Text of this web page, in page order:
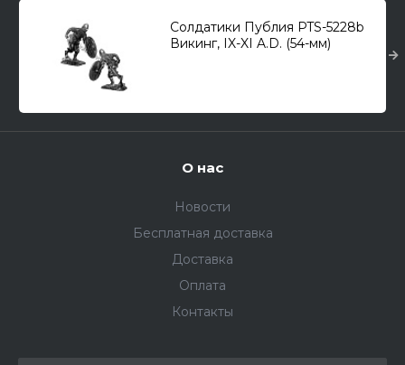
Солдатики Публия PTS-5228b
Викинг, IX-XI A.D. (54-мм)
О нас
Новости
Бесплатная доставка
Доставка
Оплата
Контакты